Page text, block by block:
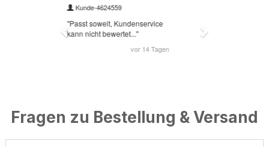
Fragen zu Bestellung & Versand